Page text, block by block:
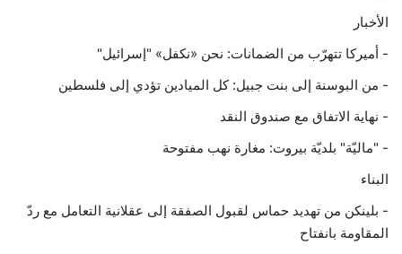
رياضة
فيديو
حياة
الأخبار
- أميركا تتهرّب من الضمانات: نحن «نكفل» "إسرائيل"
- ‫من البوسنة إلى بنت جبيل: كل الميادين تؤدي إلى فلسطين
- ‫نهاية الاتفاق مع صندوق النقد
- "ماليّة" بلديّة بيروت: مغارة نهب مفتوحة
البناء
- بلينكن من تهديد حماس لقبول الصفقة إلى عقلانية التعامل مع ردّ
المقاومة بانفتاح